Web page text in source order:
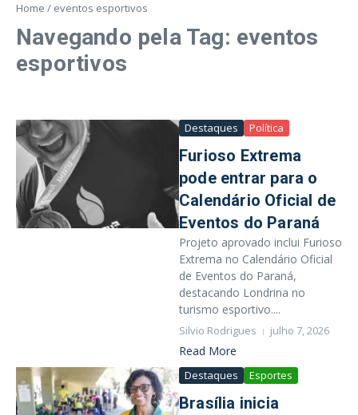
Home / eventos esportivos
Navegando pela Tag: eventos
esportivos
Destaques Política
Furioso Extrema
pode entrar para o
Calendário Oficial de
Eventos do Paraná
Projeto aprovado inclui Furioso
Extrema no Calendário Oficial
de Eventos do Paraná,
destacando Londrina no
turismo esportivo....
Silvio Rodrigues julho 7, 2026
Read More
Destaques Esportes
Brasília inicia